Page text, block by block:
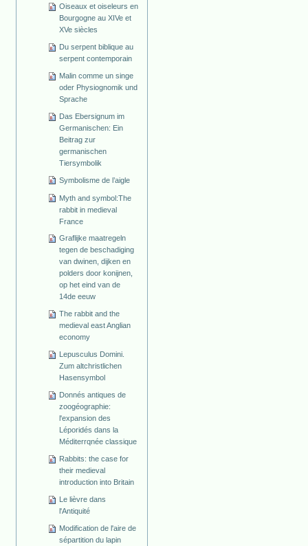
Oiseaux et oiseleurs en
Bourgogne au XIVe et
XVe siècles
Du serpent biblique au
serpent contemporain
Malin comme un singe
oder Physiognomik und
Sprache
Das Ebersignum im
Germanischen: Ein
Beitrag zur
germanischen
Tiersymbolik
Symbolisme de l’aigle
Myth and symbol:The
rabbit in medieval
France
Graflijke maatregeln
tegen de beschadiging
van dwinen, dijken en
polders door konijnen,
op het eind van de
14de eeuw
The rabbit and the
medieval east Anglian
economy
Lepusculus Domini.
Zum altchristlichen
Hasensymbol
Donnés antiques de
zoogéographie:
l'expansion des
Léporidés dans la
Méditerrqnée classique
Rabbits: the case for
their medieval
introduction into Britain
Le lièvre dans
l'Antiquité
Modification de l'aire de
sépartition du lapin